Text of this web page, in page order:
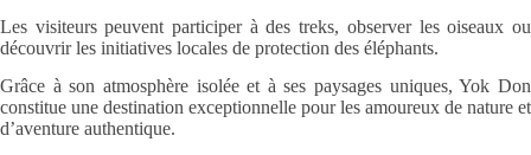
Les visiteurs peuvent participer à des treks, observer les oiseaux ou
découvrir les initiatives locales de protection des éléphants.
Grâce à son atmosphère isolée et à ses paysages uniques, Yok Don
constitue une destination exceptionnelle pour les amoureux de nature et
d’aventure authentique.